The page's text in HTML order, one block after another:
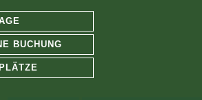
BUCHUNG